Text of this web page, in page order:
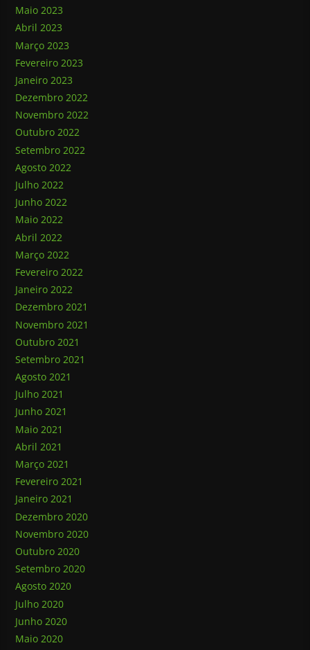
Maio 2023
Abril 2023
Março 2023
Fevereiro 2023
Janeiro 2023
Dezembro 2022
Novembro 2022
Outubro 2022
Setembro 2022
Agosto 2022
Julho 2022
Junho 2022
Maio 2022
Abril 2022
Março 2022
Fevereiro 2022
Janeiro 2022
Dezembro 2021
Novembro 2021
Outubro 2021
Setembro 2021
Agosto 2021
Julho 2021
Junho 2021
Maio 2021
Abril 2021
Março 2021
Fevereiro 2021
Janeiro 2021
Dezembro 2020
Novembro 2020
Outubro 2020
Setembro 2020
Agosto 2020
Julho 2020
Junho 2020
Maio 2020